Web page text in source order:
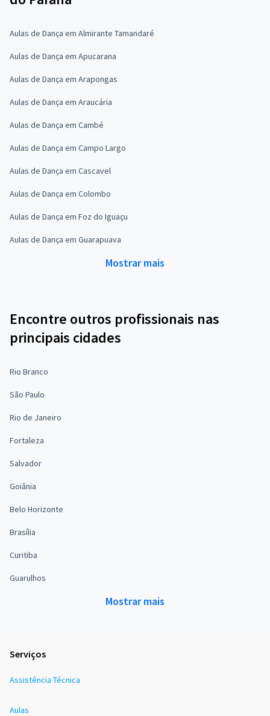
Aulas de Dança em Almirante Tamandaré
Aulas de Dança em Apucarana
Aulas de Dança em Arapongas
Aulas de Dança em Araucária
Aulas de Dança em Cambé
Aulas de Dança em Campo Largo
Aulas de Dança em Cascavel
Aulas de Dança em Colombo
Aulas de Dança em Foz do Iguaçu
Aulas de Dança em Guarapuava
Mostrar mais
Encontre outros profissionais nas
principais cidades
Rio Branco
São Paulo
Rio de Janeiro
Fortaleza
Salvador
Goiânia
Belo Horizonte
Brasília
Curitiba
Guarulhos
Mostrar mais
Serviços
Assistência Técnica
Aulas